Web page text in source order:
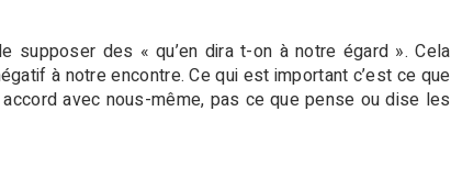
supposer des « qu’en dira t-on à notre égard ». Cela
à notre encontre. Ce qui est important c’est ce que
avec nous-même, pas ce que pense ou dise les